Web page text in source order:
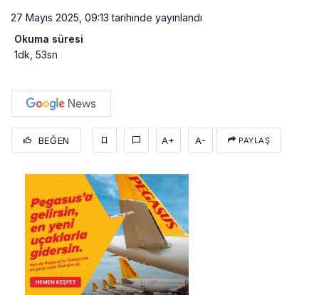
27 Mayıs 2025, 09:13 tarihinde yayınlandı
Okuma süresi
1dk, 53sn
BEĞEN A+ A- PAYLAŞ